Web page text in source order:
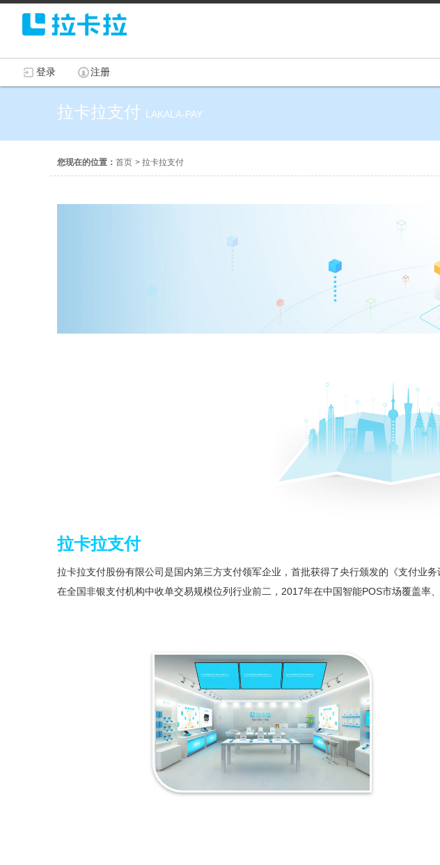
登录 注册
拉卡拉支付 LAKALA-PAY
您现在的位置： 首页 > 拉卡拉支付
拉卡拉支付
拉卡拉支付股份有限公司是国内第三方支付领军企业，首批获得了央行颁发的《支付业
在全国非银支付机构中收单交易规模位列行业前二，2017年在中国智能POS市场覆盖率